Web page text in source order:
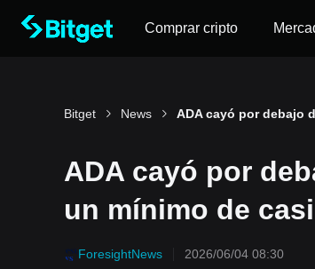
Comprar cripto
Bitget News
ADA cayó por
un mínimo de
ForesightNews 2026/06/04 08:30